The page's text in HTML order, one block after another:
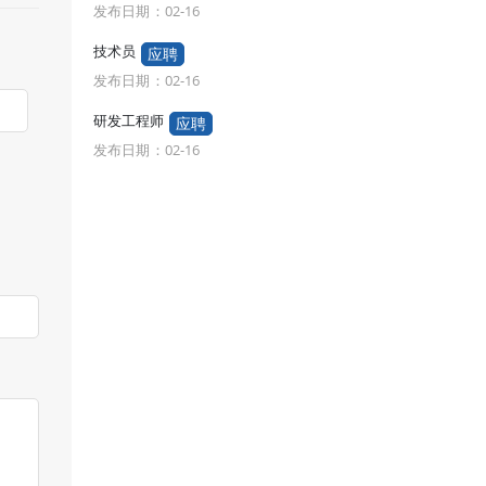
发布日期：02-16
技术员 应聘
发布日期：02-16
研发工程师 应聘
发布日期：02-16